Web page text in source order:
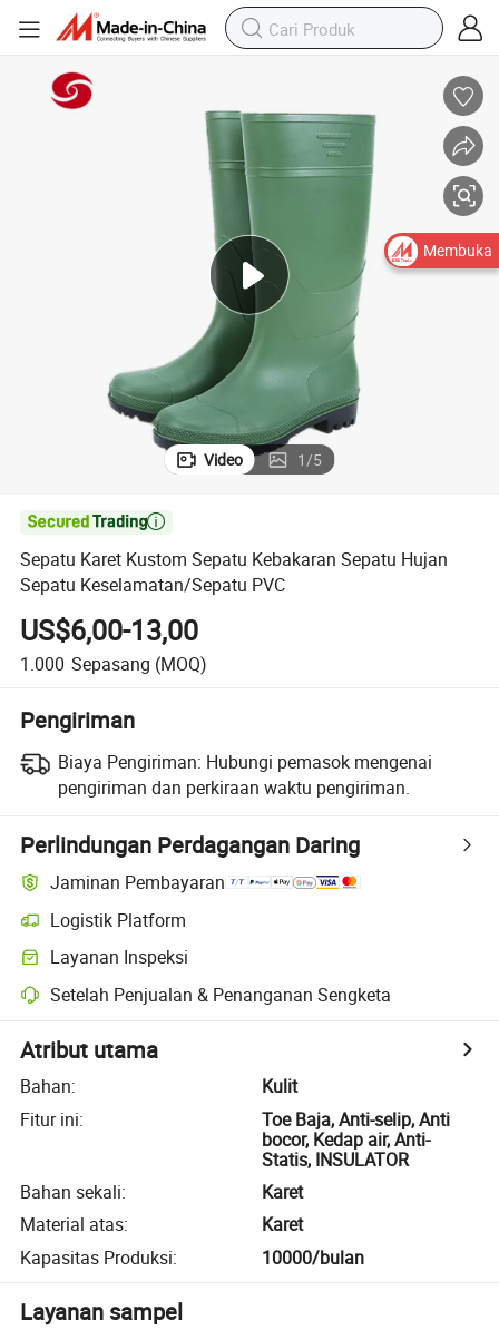
Video 1/5

Sepatu Karet Kustom Sepatu Kebakaran Sepatu Hujan
Sepatu Keselamatan/Sepatu PVC
US$6,00-13,00
1.000 Sepasang (MOQ)
Pengiriman
Biaya Pengiriman: Hubungi pemasok mengenai
pengiriman dan perkiraan waktu pengiriman.
Perlindungan Perdagangan Daring
Jaminan Pembayaran
Logistik Platform
Layanan Inspeksi
Setelah Penjualan & Penanganan Sengketa
Atribut utama
Bahan:
Kulit
Fitur ini:
Toe Baja, Anti-selip, Anti
bocor, Kedap air, Anti-
Statis, INSULATOR
Bahan sekali:
Karet
Material atas:
Karet
Kapasitas Produksi: 10000/bulan
Layanan sampel
Membuka